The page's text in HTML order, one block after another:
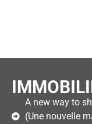
A new way to
(Une nouvelle